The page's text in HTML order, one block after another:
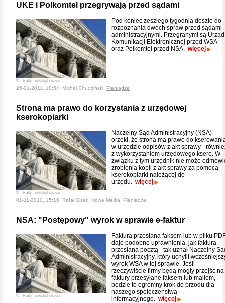
UKE i Polkomtel przegrywają przed sądami
© - Raffy - istockphoto.com
Pod koniec zeszłego tygodnia doszło do
rozpoznania dwóch spraw przed sądami
administracyjnymi. Przegranymi są Urząd
Komunikacji Elektronicznej przed WSA
oraz Polkomtel przed NSA. więcej
25-01-2011, 18:54, Michał Chudziński, Pieniądze
Strona ma prawo do korzystania z urzędowej
kserokopiarki
© - Raffy - istockphoto.com
Naczelny Sąd Administracyjny (NSA)
orzekł, że strona ma prawo do
w urzędzie odpisów z akt sprawy -
z wykorzystaniem urzędowego ksero. W
związku z tym urzędnik nie może
zrobienia kopii z akt sprawy za pomocą
kserokopiarki należącej do
urzędu. więcej
01-11-2010, 15:16, Rafał Cisek, Nowe Media, Pieniądze
NSA: "Postępowy" wyrok w sprawie e-faktur
© - Raffy - istockphoto.com
Faktura przesłana faksem lub w pliku
daje podobne uprawnienia, jak faktura
przesłana pocztą - tak uznał Naczelny
Administracyjny, który uchylił
wyrok WSA w tej sprawie. Jeśli
rzeczywiście firmy będą mogły przejść na
faktury przesyłane faksem lub mailem,
będzie to ogromny krok do przodu dla
naszego społeczeństwa
informacyjnego. więcej